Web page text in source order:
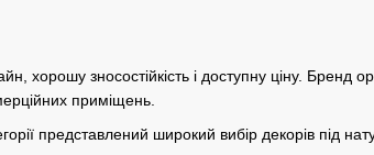
хорошу зносостійкість і доступну ціну. Бренд
приміщень.
представлений широкий вибір декорів під